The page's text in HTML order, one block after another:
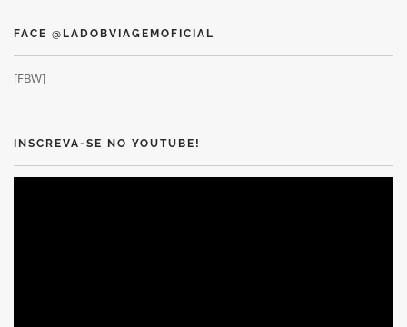
FACE @LADOBVIAGEMOFICIAL
[FBW]
INSCREVA-SE NO YOUTUBE!